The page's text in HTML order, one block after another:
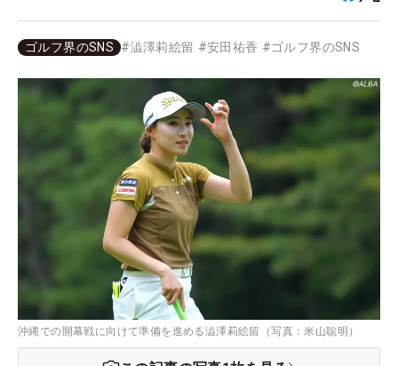
ゴルフ界のSNS #澁澤莉絵留 #安田祐香 #ゴルフ界のSNS
沖縄での開幕戦に向けて準備を進める澁澤莉絵留（写真：米山聡明）